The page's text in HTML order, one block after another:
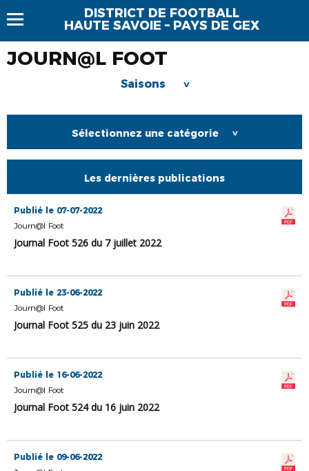
DISTRICT DE FOOTBALL
HAUTE SAVOIE – PAYS DE GEX
JOURN@L FOOT
Saisons >
Sélectionnez une catégorie >
Les dernières publications
Publié le 07-07-2022
Journ@l Foot
Journal Foot 526 du 7 juillet 2022
Publié le 23-06-2022
Journ@l Foot
Journal Foot 525 du 23 juin 2022
Publié le 16-06-2022
Journ@l Foot
Journal Foot 524 du 16 juin 2022
Publié le 09-06-2022